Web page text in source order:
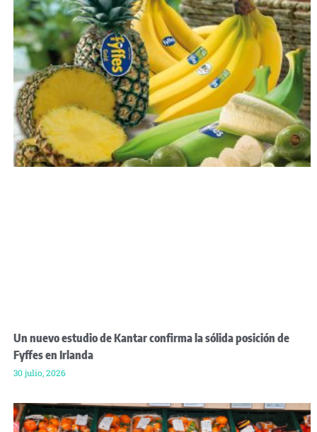
Un nuevo estudio de Kantar confirma la sólida posición de
Fyffes en Irlanda
30 julio, 2026